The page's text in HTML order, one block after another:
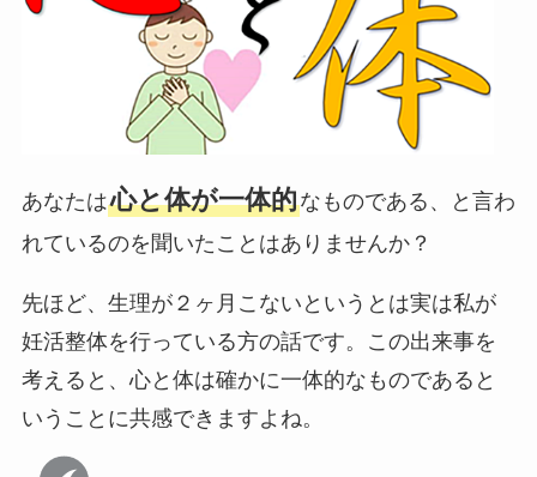
あなたは心と体が一体的なものである、と言わ
れているのを聞いたことはありませんか？
先ほど、生理が２ヶ月こないというとは実は私が
妊活整体を行っている方の話です。この出来事を
考えると、心と体は確かに一体的なものであると
いうことに共感できますよね。